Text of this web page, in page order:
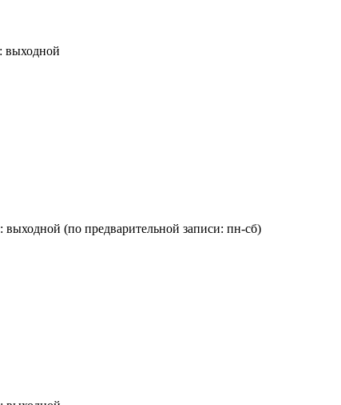
выходной
(по предварительной записи: пн-сб)